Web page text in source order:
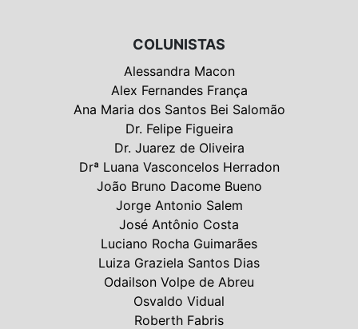
COLUNISTAS
Alessandra Macon
Alex Fernandes França
Ana Maria dos Santos Bei Salomão
Dr. Felipe Figueira
Dr. Juarez de Oliveira
Drª Luana Vasconcelos Herradon
João Bruno Dacome Bueno
Jorge Antonio Salem
José Antônio Costa
Luciano Rocha Guimarães
Luiza Graziela Santos Dias
Odailson Volpe de Abreu
Osvaldo Vidual
Roberth Fabris